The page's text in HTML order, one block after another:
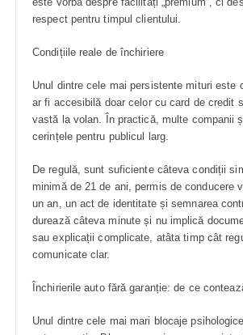
respect pentru timpul clientului.
Condițiile reale de închiriere
Unul dintre cele mai persistente mituri este
ar fi accesibilă doar celor cu card de credit
vastă la volan. În practică, multe companii
cerințele pentru publicul larg.
De regulă, sunt suficiente câteva condiții
minimă de 21 de ani, permis de conducere
un an, un act de identitate și semnarea
durează câteva minute și nu implică
sau explicații complicate, atâta timp cât
comunicate clar.
Închirierile auto fără garanție: de ce
Unul dintre cele mai mari blocaje